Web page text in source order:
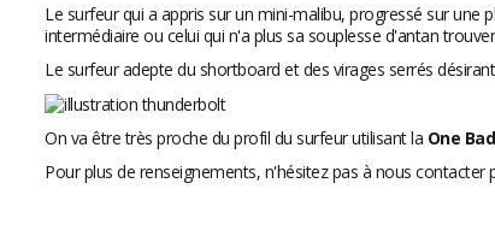
Le surfeur qui a appris sur un mini-malibu, progressé sur une
intermédiaire ou celui qui n'a plus sa souplesse d'antan
Le surfeur adepte du shortboard et des virages serrés
On va être très proche du profil du surfeur utilisant la One
Pour plus de renseignements, n'hésitez pas à nous